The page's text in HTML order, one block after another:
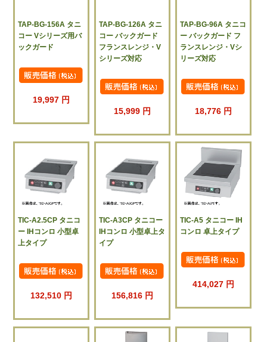
TAP-BG-156A タニ
コー Vシリーズ用バ
ックガード
19,997 円
TAP-BG-126A タニ
コー バックガード
フランスレンジ・V
シリーズ対応
15,999 円
TAP-BG-96A タニコ
ー バックガード フ
ランスレンジ・Vシ
リーズ対応
18,776 円
TIC-A2.5CP タニコ
ー IHコンロ 小型卓
上タイプ
132,510 円
TIC-A3CP タニコー
IHコンロ 小型卓上タ
イプ
156,816 円
TIC-A5 タニコー IH
コンロ 卓上タイプ
414,027 円